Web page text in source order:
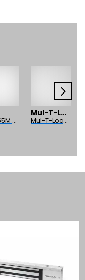
OMNİ 55M Dış Müdahale Kolu
Mul-T-Lock
Mul-T-Lock 1200-BL-01 Kollu Manyetik Kilit 272 kg 600 Lbs